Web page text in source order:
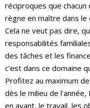
réciproques que
règne en maître dans le
Cela ne veut pas dire,
responsabilités
des tâches et les
c’est dans ce domaine
Profitez au maximum
dès le milieu de
en avant, le travail, les